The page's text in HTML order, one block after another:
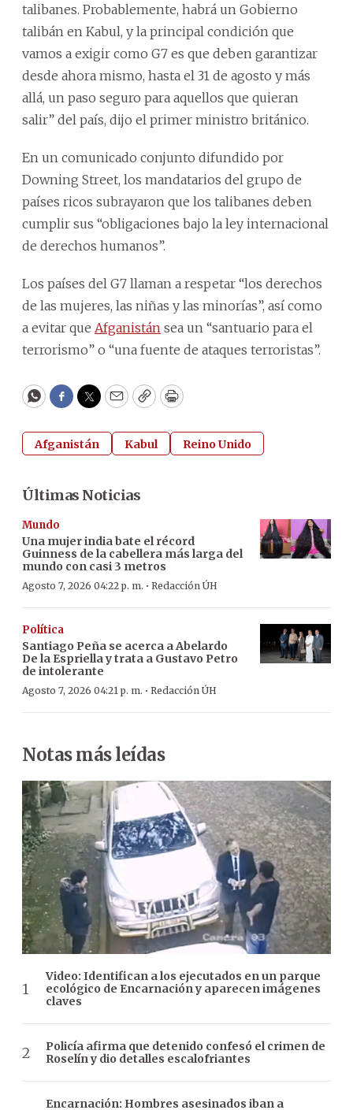
talibanes. Probablemente, habrá un Gobierno
talibán en Kabul, y la principal condición que
vamos a exigir como G7 es que deben garantizar
desde ahora mismo, hasta el 31 de agosto y más
allá, un paso seguro para aquellos que quieran
salir” del país, dijo el primer ministro británico.
En un comunicado conjunto difundido por
Downing Street, los mandatarios del grupo de
países ricos subrayaron que los talibanes deben
cumplir sus “obligaciones bajo la ley internacional
de derechos humanos”.
Los países del G7 llaman a respetar “los derechos
de las mujeres, las niñas y las minorías”, así como
a evitar que Afganistán sea un “santuario para el
terrorismo” o “una fuente de ataques terroristas”.
WhatsApp
Facebook
Twitter
EmailCopyPrint
Afganistán Kabul Reino Unido
Últimas Noticias
Mundo
Una mujer india bate el récord
Guinness de la cabellera más larga del
mundo con casi 3 metros
Agosto 7, 2026 04:22 p. m. · Redacción ÚH
Política
Santiago Peña se acerca a Abelardo
De la Espriella y trata a Gustavo Petro
de intolerante
Agosto 7, 2026 04:21 p. m. · Redacción ÚH
Notas más leídas
Video: Identifican a los ejecutados en un parque
ecológico de Encarnación y aparecen imágenes
claves
Policía afirma que detenido confesó el crimen de
Roselín y dio detalles escalofriantes
Encarnación: Hombres asesinados iban a